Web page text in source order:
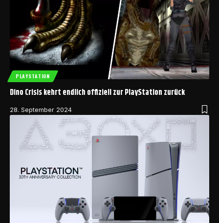
PLAYSTATION
Dino Crisis kehrt endlich offiziell zur PlayStation zurück
28. September 2024